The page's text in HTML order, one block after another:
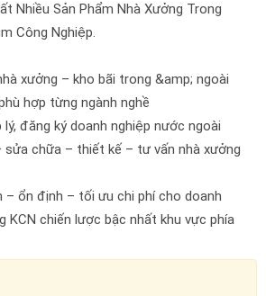
Nhiều Sản Phẩm Nhà Xưởng Trong
Công Nghiệp.
xưởng – kho bãi trong &amp; ngoài
hợp từng ngành nghề
đăng ký doanh nghiệp nước ngoài
sửa chữa – thiết kế – tư vấn nhà xưởng
– ổn định – tối ưu chi phí cho doanh
KCN chiến lược bậc nhất khu vực phía